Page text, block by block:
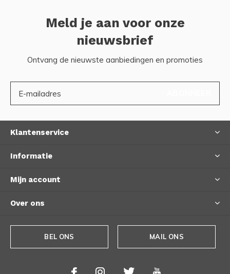
Meld je aan voor onze
nieuwsbrief
Ontvang de nieuwste aanbiedingen en promoties
Klantenservice
Informatie
Mijn account
Over ons
BEL ONS MAIL ONS